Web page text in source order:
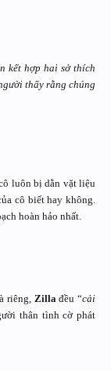
kết hợp hai sở thích
thấy rằng chúng
luôn bị dằn vặt liệu
cô biết hay không.
hoàn hảo nhất.
riêng, Zillađều “cải
thân tình cờ phát